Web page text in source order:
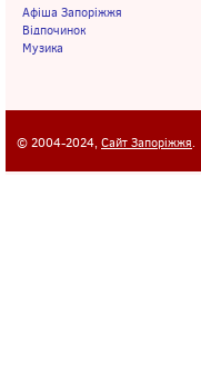
Афіша Запоріжжя
Відпочинок
Музика
© 2004-2024, Сайт Запоріжжя.